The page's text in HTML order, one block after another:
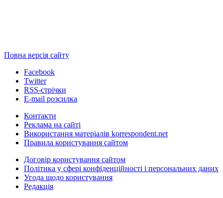
Повна версія сайту
Facebook
Twitter
RSS-стрічки
E-mail розсилка
Контакти
Реклама на сайті
Використання матеріалів korrespondent.net
Правила користування сайтом
Договір користування сайтом
Політика у сфері конфіденційності і персональних даних
Угода щодо користування
Редакція